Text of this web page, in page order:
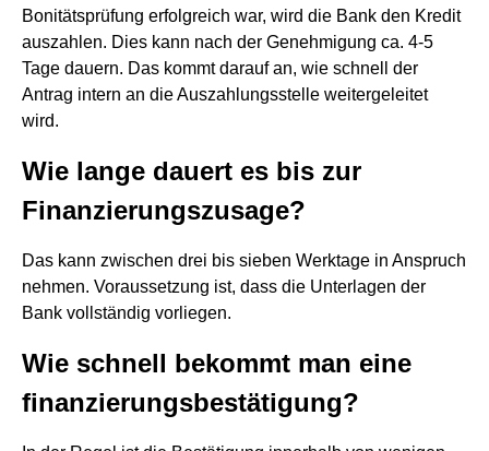
Bonitätsprüfung erfolgreich war, wird die Bank den Kredit
auszahlen. Dies kann nach der Genehmigung ca. 4-5
Tage dauern. Das kommt darauf an, wie schnell der
Antrag intern an die Auszahlungsstelle weitergeleitet
wird.
Wie lange dauert es bis zur
Finanzierungszusage?
Das kann zwischen drei bis sieben Werktage in Anspruch
nehmen. Voraussetzung ist, dass die Unterlagen der
Bank vollständig vorliegen.
Wie schnell bekommt man eine
finanzierungsbestätigung?